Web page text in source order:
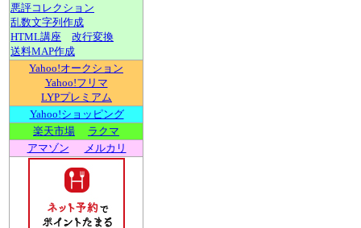
悪評コレクション
乱数文字列作成
HTML講座
改行変換
送料MAP作成
Yahoo!オークション
Yahoo!フリマ
LYPプレミアム
Yahoo!ショッピング
楽天市場
ラクマ
アマゾン
メルカリ